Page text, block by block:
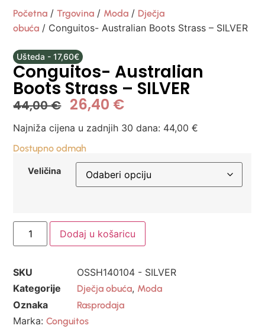
Početna /Trgovina / Moda / Dječja
obuća / Conguitos- Australian Boots Strass – SILVER
Ušteda - 17,60€
Conguitos- Australian
Boots Strass – SILVER
44,00€ 26,40 €
Najniža cijena u zadnjih 30 dana: 44,00€
Dostupno odmah
Veličina
Dodaj u košaricu
SKU
OSSH140104 - SILVER
Kategorije
Dječja obuća, Moda
Oznaka Rasprodaja
Marka:Conguitos